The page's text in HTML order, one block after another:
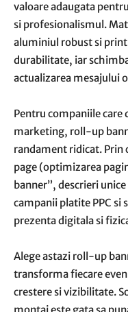
valoare adaugata
si profesionalismul.
aluminiul robust si
durabilitate, iar
actualizarea mesajului
Pentru companiile
marketing, roll-up
randament ridicat. Prin
page (optimizarea
banner”, descrieri
campanii platite PPC si
prezenta digitala si
Alege astazi roll-up
transforma fiecare
crestere si vizibilitate.